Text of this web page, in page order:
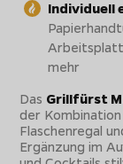
Individuell
mehr
Das Grillfürst
der
Flaschenregal
Ergänzung im